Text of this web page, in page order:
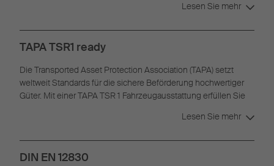
Lesen Sie mehr
TAPA TSR1 ready
Die Transported Asset Protection Association (TAPA) setzt
weltweit Standards für die sichere Beförderung hochwertiger
Güter. Mit einer TAPA TSR 1 Fahrzeugausstattung erfüllen Sie
Transport und unterstützen den Schutz Ihrer Ladung entlang
Lesen Sie mehr
DIN EN 12830